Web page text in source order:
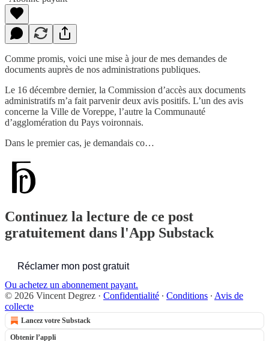
Comme promis, voici une mise à jour de mes demandes de
documents auprès de nos administrations publiques.
Le 16 décembre dernier, la Commission d’accès aux documents
administratifs m’a fait parvenir deux avis positifs. L’un des avis
concerne la Ville de Voreppe, l’autre la Communauté
d’agglomération du Pays voironnais.
Dans le premier cas, je demandais co…
Continuez la lecture de ce post
gratuitement dans l'App Substack
Réclamer mon post gratuit
Ou achetez un abonnement payant.
© 2026 Vincent Degrez · Confidentialité ∙ Conditions ∙ Avis de
collecte
Lancez votre Substack
Obtenir l’appli